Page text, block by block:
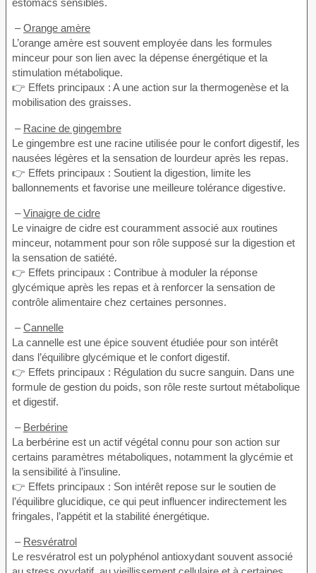
estomacs sensibles.
–Orange amère
L’orange amère est souvent employée dans les formules
minceur pour son lien avec la dépense énergétique et la
stimulation métabolique.
👉 Effets principaux : A une action sur la thermogenèse et la
mobilisation des graisses.
– Racine de gingembre
Le gingembre est une racine utilisée pour le confort digestif, les
nausées légères et la sensation de lourdeur après les repas.
👉 Effets principaux : Soutient la digestion, limite les
ballonnements et favorise une meilleure tolérance digestive.
–Vinaigre de cidre
Le vinaigre de cidre est couramment associé aux routines
minceur, notamment pour son rôle supposé sur la digestion et
la sensation de satiété.
👉 Effets principaux : Contribue à moduler la réponse
glycémique après les repas et à renforcer la sensation de
contrôle alimentaire chez certaines personnes.
–Cannelle
La cannelle est une épice souvent étudiée pour son intérêt
dans l’équilibre glycémique et le confort digestif.
👉 Effets principaux : Régulation du sucre sanguin. Dans une
formule de gestion du poids, son rôle reste surtout métabolique
et digestif.
– Berbérine
La berbérine est un actif végétal connu pour son action sur
certains paramètres métaboliques, notamment la glycémie et
la sensibilité à l’insuline.
👉 Effets principaux : Son intérêt repose sur le soutien de
l’équilibre glucidique, ce qui peut influencer indirectement les
fringales, l’appétit et la stabilité énergétique.
– Resvératrol
Le resvératrol est un polyphénol antioxydant souvent associé